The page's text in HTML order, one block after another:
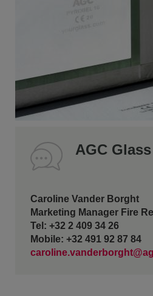
AGC
Caroline Vander Borght
Marketing Manager Fire
Tel: +32 2 409 34 26
Mobile: +32 491 92 87 84